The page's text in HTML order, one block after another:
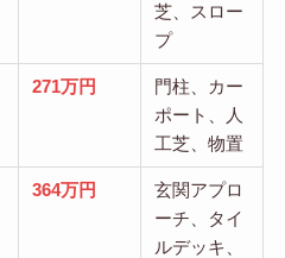
芝、スロー
プ
271万円
門柱、カー
ポート、人
工芝、物置
364万円
玄関アプロ
ーチ、タイ
ルデッキ、